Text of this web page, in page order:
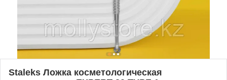
Staleks Ложка косметологическая